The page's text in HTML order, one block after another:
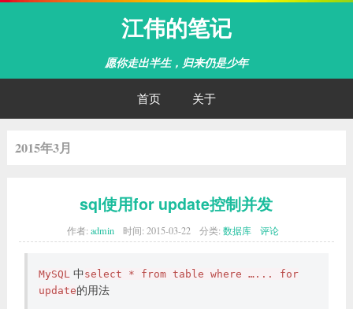
江伟的笔记
愿你走出半生，归来仍是少年
首页 关于
2015年3月
sql使用for update控制并发
作者:admin 时间:2015-03-22 分类:数据库 评论
MySQL中 select * from table where …... for
update的用法